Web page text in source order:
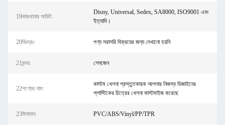
19কারখানার অডিট:
Disny, Universal, Sedex, SA8000, ISO9001 এবং
ইত্যাদি।
20বিঃদ্রঃ: পণ্য সরাসরি বিক্রয়ের জন্য দেখানো হয়নি
21বন্দর: শেনজেন
22পণ্যের নাম:
কাস্টম খেলনা প্রস্তুতকারক আপনার নিজস্ব ডিজাইনের
প্লাস্টিকের চিত্রের খেলনা কাস্টমাইজ করেছে
23উপাদান: PVC/ABS/Vinyl/PP/TPR